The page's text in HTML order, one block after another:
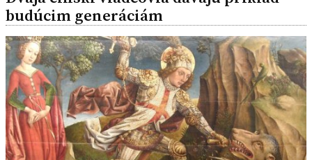
budúcim generáciám